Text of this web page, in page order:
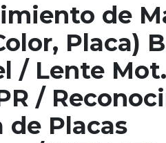
de
Placa)
/ Lente
/
de Placas